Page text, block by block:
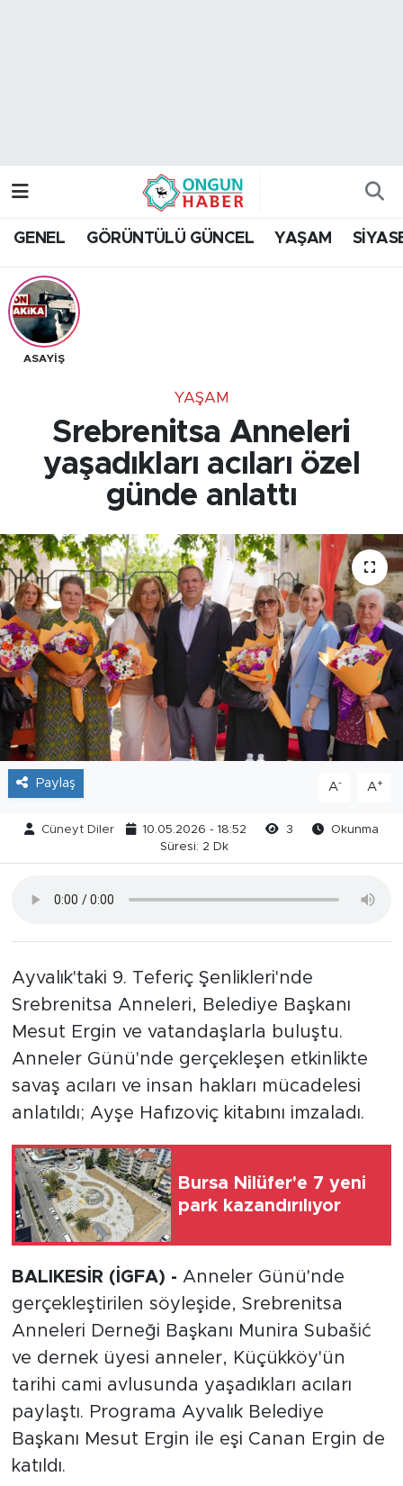
GENEL GÖRÜNTÜLÜ GÜNCEL YAŞAM
ASAYİŞ
YAŞAM
Srebrenitsa Anneleri
yaşadıkları acıları özel
günde anlattı
Paylaş A- A+
Cüneyt Diler 10.05.2026 - 18:52 3
Okunma
Süresi: 2 Dk
Ayvalık'taki 9. Teferiç Şenlikleri'nde
Srebrenitsa Anneleri, Belediye Başkanı
Mesut Ergin ve vatandaşlarla buluştu.
Anneler Günü'nde gerçekleşen etkinlikte
savaş acıları ve insan hakları mücadelesi
anlatıldı; Ayşe Hafızoviç kitabını imzaladı.
Bursa Nilüfer'e 7 yeni
park kazandırılıyor
BALIKESİR (İGFA) - Anneler Günü'nde
gerçekleştirilen söyleşide, Srebrenitsa
Anneleri Derneği Başkanı Munira Subašić
ve dernek üyesi anneler, Küçükköy'ün
tarihi cami avlusunda yaşadıkları acıları
paylaştı. Programa Ayvalık Belediye
Başkanı Mesut Ergin ile eşi Canan Ergin de
katıldı.
Trafik Durumu
Tüm Manşetler
Son Dakika Haberleri